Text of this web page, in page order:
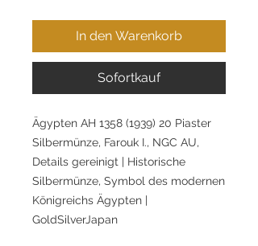
In den Warenkorb
Sofortkauf
Ägypten AH 1358 (1939) 20 Piaster
Silbermünze, Farouk I., NGC AU,
Details gereinigt | Historische
Silbermünze, Symbol des modernen
Königreichs Ägypten |
GoldSilverJapan